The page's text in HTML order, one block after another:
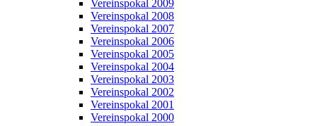
Vereinspokal 2009
Vereinspokal 2008
Vereinspokal 2007
Vereinspokal 2006
Vereinspokal 2005
Vereinspokal 2004
Vereinspokal 2003
Vereinspokal 2002
Vereinspokal 2001
Vereinspokal 2000